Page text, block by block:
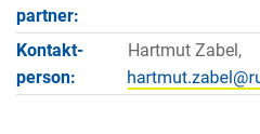
partner:
Kontakt­
person:
Hartmut Zabel,